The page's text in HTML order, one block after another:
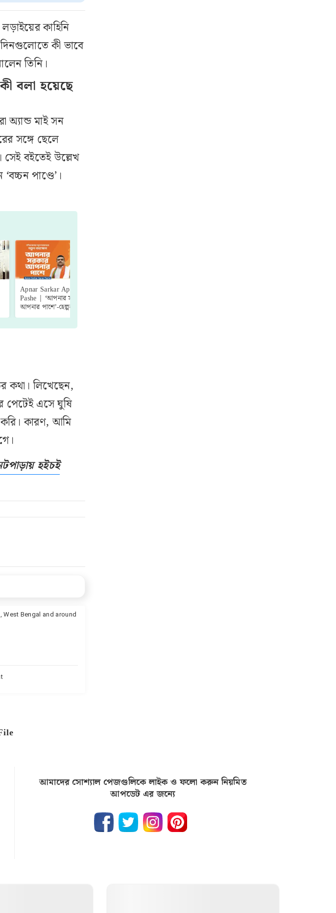
কাহিনি
কী ভাবে
তিনি।
বলা হয়েছে
অ্যান্ড মাই সন
সঙ্গে ছেলে
সেই বইতেই উল্লেখ
পাণ্ডে’।
Apnar Sarkar Apnar
Pashe | ‘আপনার সরকার
আপনার পাশে’-হেল্পলাইন
নম্বর চালু পশ্চিমবঙ্গ
কথা। লিখেছেন,
পেটেই এসে ঘুষি
করি। কারণ, আমি
হইচই
Bengal and around
আমাদের সোশ্যাল পেজগুলিকে লাইক ও ফলো করুন নিয়মিত
আপডেট এর জন্যে